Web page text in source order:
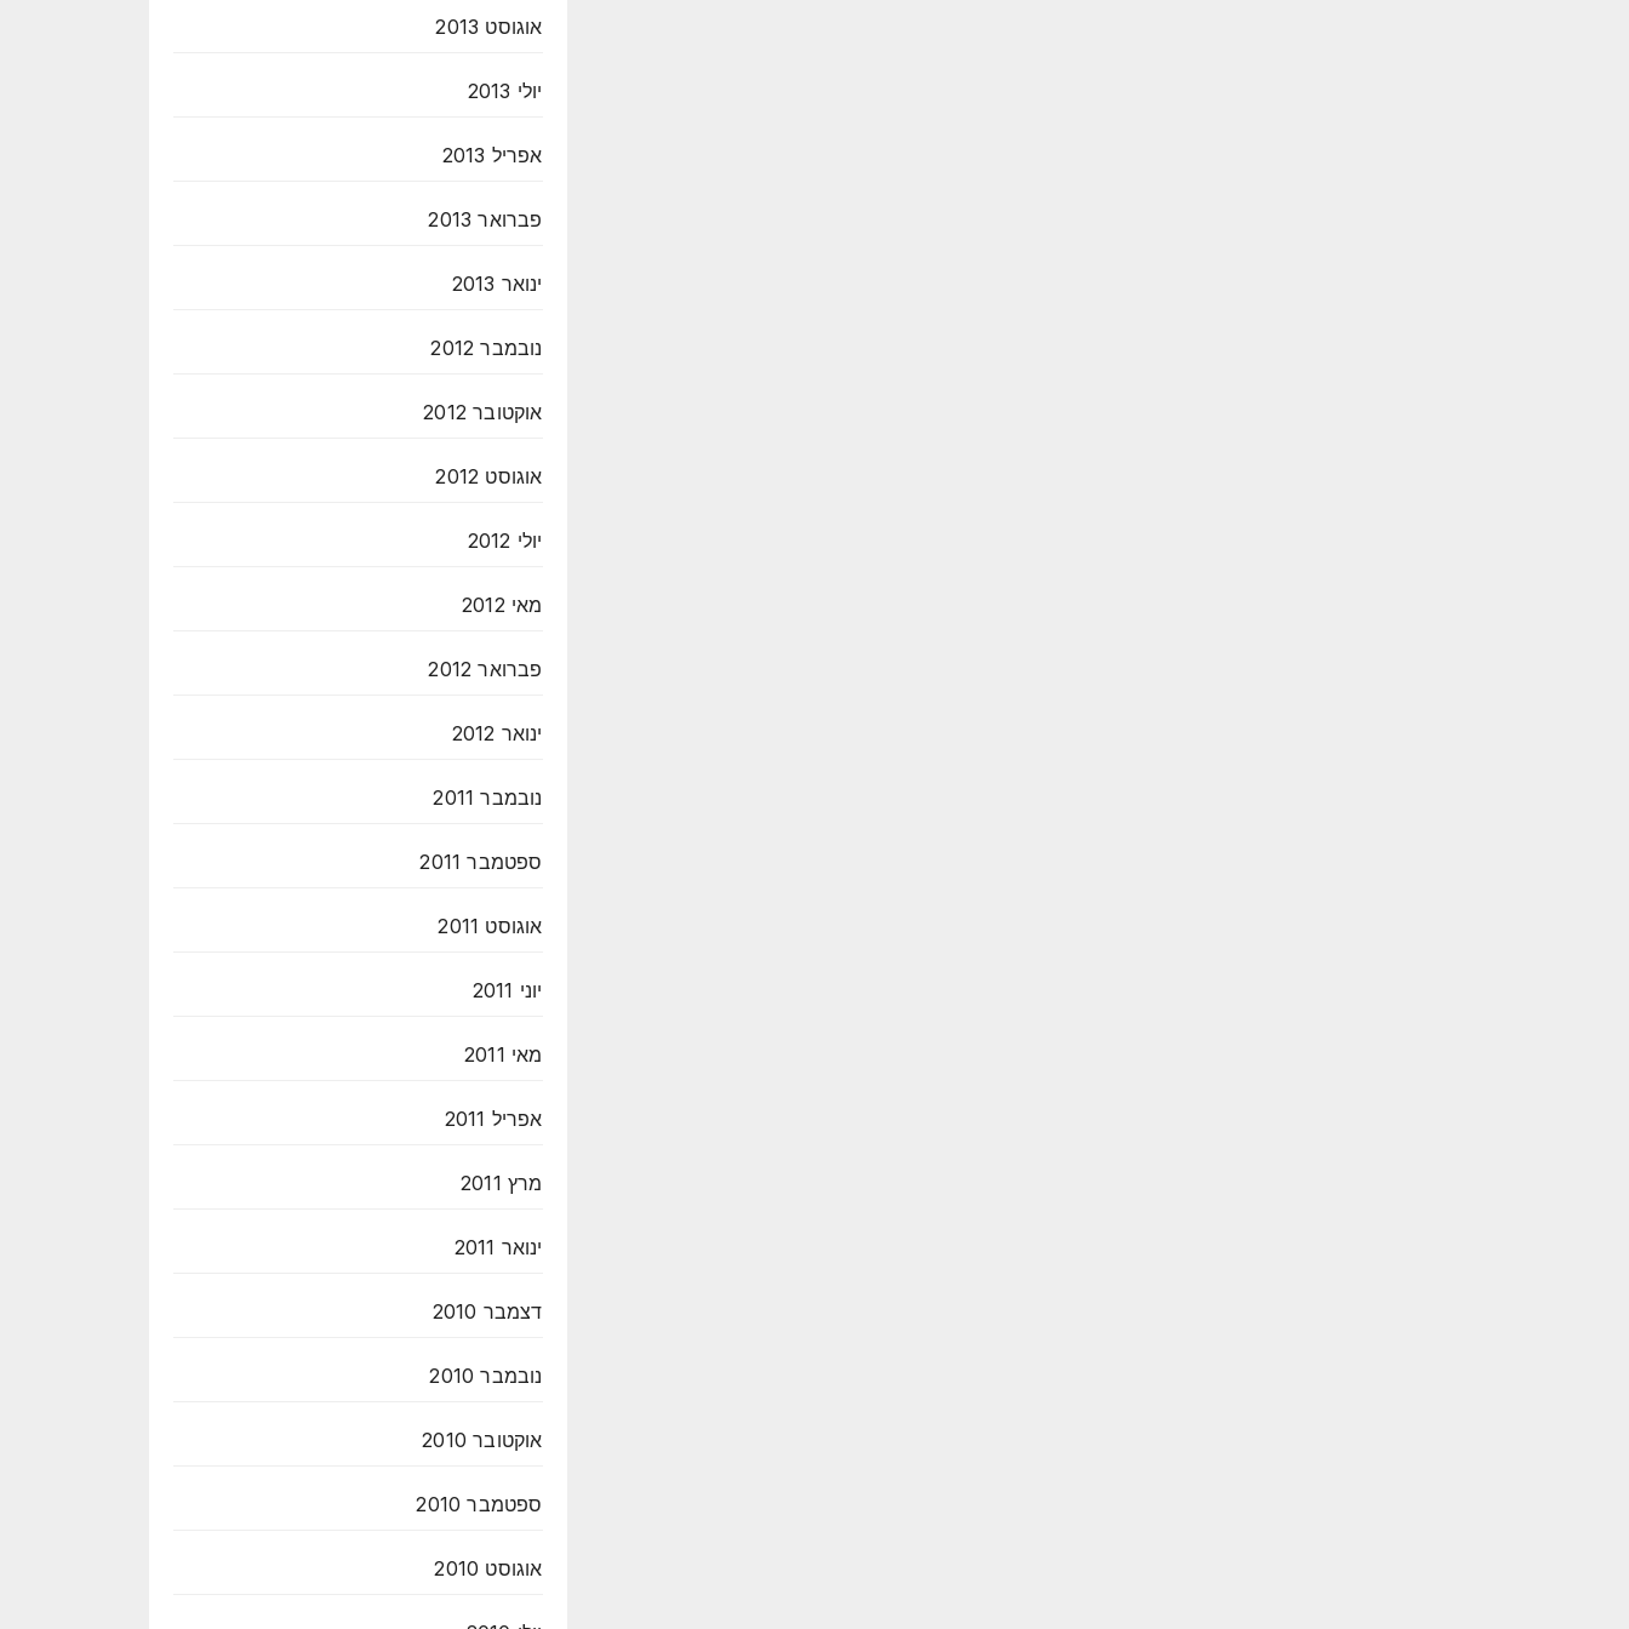
אוגוסט 2013
יולי 2013
אפריל 2013
פברואר 2013
ינואר 2013
נובמבר 2012
אוקטובר 2012
אוגוסט 2012
יולי 2012
מאי 2012
פברואר 2012
ינואר 2012
נובמבר 2011
ספטמבר 2011
אוגוסט 2011
יוני 2011
מאי 2011
אפריל 2011
מרץ 2011
ינואר 2011
דצמבר 2010
נובמבר 2010
אוקטובר 2010
ספטמבר 2010
אוגוסט 2010